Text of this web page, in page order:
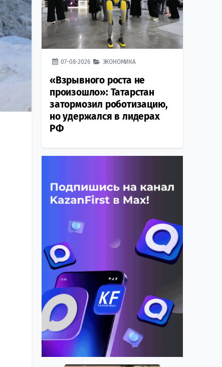
07-08-2026 ЭКОНОМИКА
«Взрывного роста не
произошло»: Татарстан
затормозил роботизацию,
но удержался в лидерах
РФ